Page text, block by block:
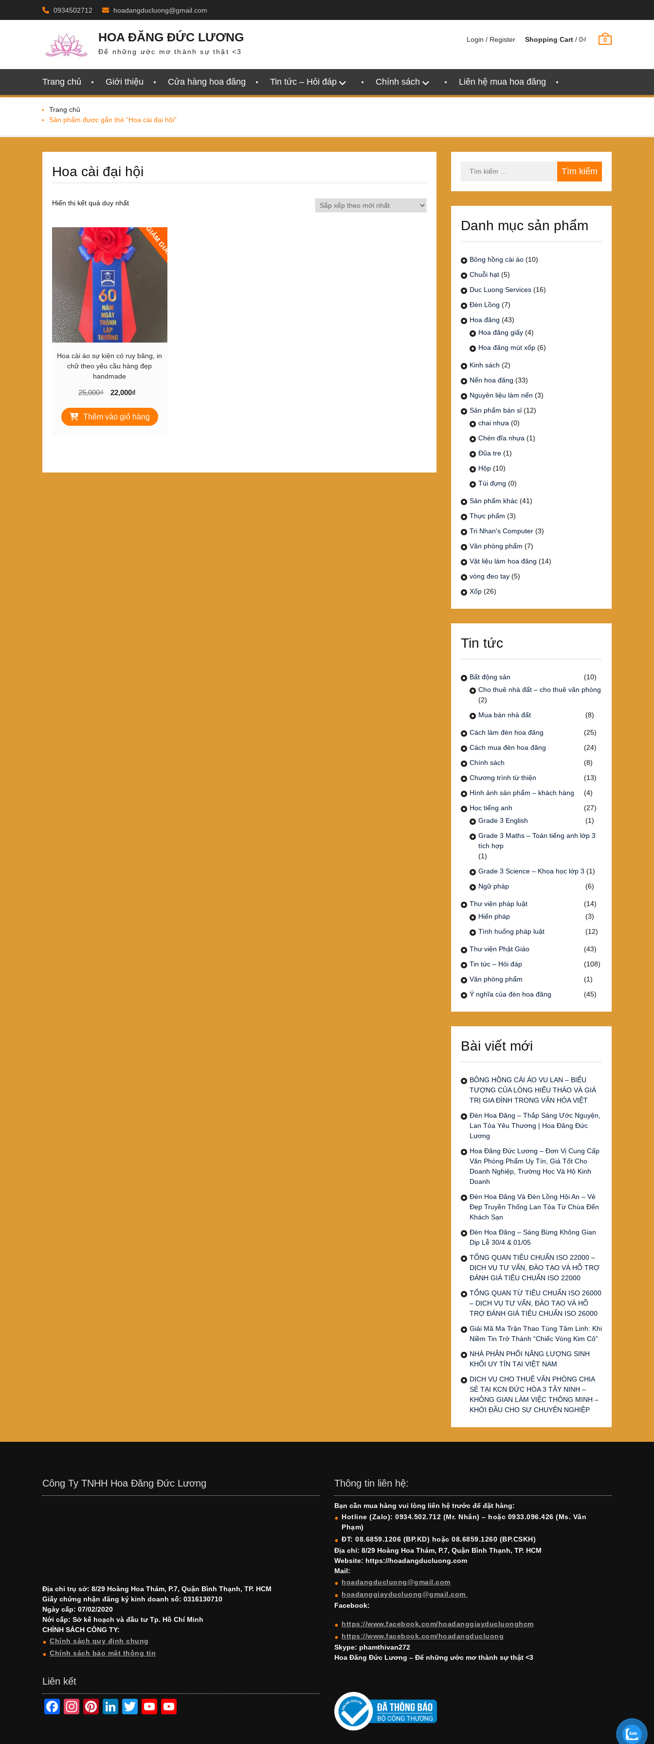
0934502712 hoadangducluong@gmail.com
HOA ĐĂNG ĐỨC LƯƠNG
Để những ước mơ thành sự thật <3
Login / Register Shopping Cart / 0₫ 0
Trang chủ Giới thiệu Cửa hàng hoa đăng Tin tức – Hỏi đáp Chính sách Liên hệ mua hoa đăng
Trang chủ
Sản phẩm được gắn thẻ “Hoa cài đại hội”
Hoa cài đại hội
Hiển thị kết quả duy nhất
GIẢM GIÁ!
Hoa cài áo sự kiện có ruy băng, in
chữ theo yêu cầu hàng đẹp
handmade
25,000₫
Giá
là:
25,000₫.
22,000₫
tại
là:
Thêm vào giỏ hàng
kiếm
Danh mục sản phẩm
Bông hồng cài áo (10)
Chuỗi hạt (5)
Duc Luong Services (16)
Đèn Lồng (7)
Hoa đăng (43)
Hoa đăng giấy (4)
Hoa đăng mút xốp (6)
Kinh sách (2)
Nến hoa đăng (33)
Nguyên liệu làm nến (3)
Sản phẩm bán sỉ (12)
chai nhựa (0)
Chén đĩa nhựa (1)
Đũa tre (1)
Hộp (10)
Túi đựng (0)
Sản phẩm khác (41)
Thực phẩm (3)
Tri Nhan's Computer (3)
Văn phòng phẩm (7)
Vật liệu làm hoa đăng (14)
vòng đeo tay (5)
Xốp (26)
Tin tức
Bất động sản
(10)
Cho thuê nhà đất – cho thuê văn phòng
(2)
Mua bán nhà đất
(8)
Cách làm đèn hoa đăng
(25)
Cách mua đèn hoa đăng
(24)
Chính sách
(8)
Chương trình từ thiện
(13)
Hình ảnh sản phẩm – khách hàng
(4)
Học tiếng anh
(27)
Grade 3 English
(1)
Grade 3 Maths – Toán tiếng anh lớp 3
tích hợp
(1)
Grade 3 Science – Khoa học lớp 3 (1)
Ngữ pháp
(6)
Thư viện pháp luật
(14)
Hiến pháp
(3)
Tình huống pháp luật
(12)
Thư viện Phật Giáo
(43)
Tin tức – Hỏi đáp
(108)
Văn phòng phẩm
(1)
Ý nghĩa của đèn hoa đăng
(45)
Bài viết mới
BÔNG HỒNG CÀI ÁO VU LAN – BIỂU
TƯỢNG CỦA LÒNG HIẾU THẢO VÀ GIÁ
TRỊ GIA ĐÌNH TRONG VĂN HÓA VIỆT
Đèn Hoa Đăng – Thắp Sáng Ước Nguyện,
Lan Tỏa Yêu Thương | Hoa Đăng Đức
Lương
Hoa Đăng Đức Lương – Đơn Vị Cung Cấp
Văn Phòng Phẩm Uy Tín, Giá Tốt Cho
Doanh Nghiệp, Trường Học Và Hộ Kinh
Doanh
Đèn Hoa Đăng Và Đèn Lồng Hội An – Vẻ
Đẹp Truyền Thống Lan Tỏa Từ Chùa Đến
Khách Sạn
Đèn Hoa Đăng – Sáng Bừng Không Gian
Dịp Lễ 30/4 & 01/05
TỔNG QUAN TIÊU CHUẨN ISO 22000 –
DỊCH VỤ TƯ VẤN, ĐÀO TẠO VÀ HỖ TRỢ
ĐÁNH GIÁ TIÊU CHUẨN ISO 22000
TỔNG QUAN TỪ TIÊU CHUẨN ISO 26000
– DỊCH VỤ TƯ VẤN, ĐÀO TẠO VÀ HỖ
TRỢ ĐÁNH GIÁ TIÊU CHUẨN ISO 26000
Giải Mã Ma Trận Thao Túng Tâm Linh: Khi
Niềm Tin Trở Thành “Chiếc Vòng Kim Cô”
NHÀ PHÂN PHỐI NĂNG LƯỢNG SINH
KHỐI UY TÍN TẠI VIỆT NAM
DỊCH VỤ CHO THUÊ VĂN PHÒNG CHIA
SẺ TẠI KCN ĐỨC HÒA 3 TÂY NINH –
KHÔNG GIAN LÀM VIỆC THÔNG MINH –
KHỞI ĐẦU CHO SỰ CHUYÊN NGHIỆP
Công Ty TNHH Hoa Đăng Đức Lương
Địa chỉ trụ sở: 8/29 Hoàng Hoa Thám, P.7, Quận Bình Thạnh, TP. HCM
Giấy chứng nhận đăng ký kinh doanh số: 0316130710
Ngày cấp: 07/02/2020
Nới cấp: Sở kế hoạch và đầu tư Tp. Hồ Chí Minh
CHÍNH SÁCH CÔNG TY:
Chính sách quy định chung
Chính sách bảo mật thông tin
Liên kết
F
In
Pi
Li
T
Y
Thông tin liên hệ:
Bạn cần mua hàng vui lòng liên hệ trước để đặt hàng:
Hotline (Zalo): 0934.502.712 (Mr. Nhân) – hoặc 0933.096.426 (Ms. Vân
Phạm)
ĐT: 08.6859.1206 (BP.KD) hoặc 08.6859.1260 (BP.CSKH)
Địa chỉ: 8/29 Hoàng Hoa Thám, P.7, Quận Bình Thạnh, TP. HCM
Website: https://hoadangducluong.com
Mail:
hoadangducluong@gmail.com
hoadanggiayducluong@gmail.com
Facebook:
https://www.facebook.com/hoadanggiayducluonghcm
https://www.facebook.com/hoadangducluong
Skype: phamthivan272
Hoa Đăng Đức Lương – Để những ước mơ thành sự thật <3